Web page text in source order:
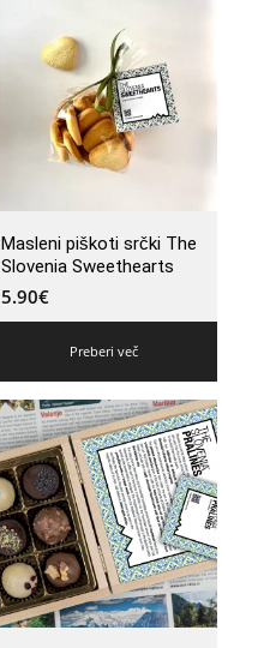
Masleni piškoti srčki The
Slovenia Sweethearts
5.90€
Preberi več